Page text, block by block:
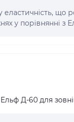
що
у порівнянні з
Д-60 для